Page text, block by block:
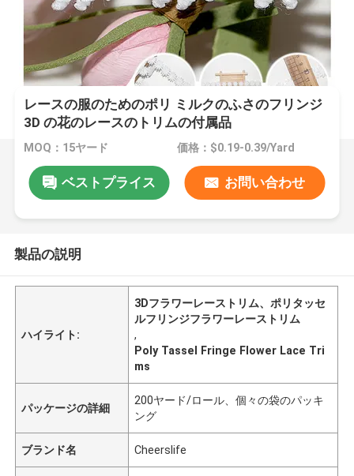
レースの服のためのポリ ミルクのふさのフリンジ
3D の花のレースのトリムの付属品
MOQ：15ヤード 価格：$0.19-0.39/Yard
ベストプライス お問い合わせ
製品の説明
ハイライト:
3Dフラワーレーストリム、ポリタッセ
ルフリンジフラワーレーストリム
,
Poly Tassel Fringe Flower Lace Tri
ms
パッケージの詳細
200ヤード/ロール、個々の袋のパッキ
ング
ブランド名 Cheerslife